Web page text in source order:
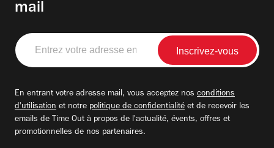
mail
Entrez
votre
adresse
En entrant votre adresse mail, vous acceptez nos conditions
d'utilisation et notre politique de confidentialité et de recevoir les
emails de Time Out à propos de l'actualité, évents, offres et
promotionnelles de nos partenaires.